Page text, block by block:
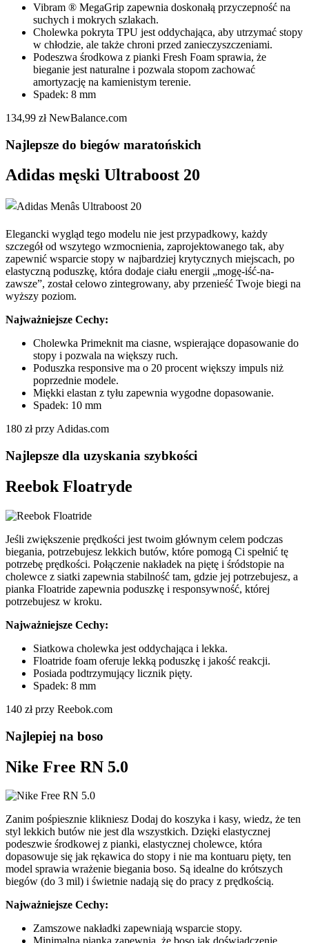
Vibram ® MegaGrip zapewnia doskonałą przyczepność na
suchych i mokrych szlakach.
Cholewka pokryta TPU jest oddychająca, aby utrzymać stopy
w chłodzie, ale także chroni przed zanieczyszczeniami.
Podeszwa środkowa z pianki Fresh Foam sprawia, że
bieganie jest naturalne i pozwala stopom zachować
amortyzację na kamienistym terenie.
Spadek: 8 mm
134,99 zł NewBalance.com
Najlepsze do biegów maratońskich
Adidas męski Ultraboost 20
Elegancki wygląd tego modelu nie jest przypadkowy, każdy
szczegół od wszytego wzmocnienia, zaprojektowanego tak, aby
zapewnić wsparcie stopy w najbardziej krytycznych miejscach, po
elastyczną poduszkę, która dodaje ciału energii „mogę-iść-na-
zawsze”, został celowo zintegrowany, aby przenieść Twoje biegi na
wyższy poziom.
Najważniejsze Cechy:
Cholewka Primeknit ma ciasne, wspierające dopasowanie do
stopy i pozwala na większy ruch.
Poduszka responsive ma o 20 procent większy impuls niż
poprzednie modele.
Miękki elastan z tyłu zapewnia wygodne dopasowanie.
Spadek: 10 mm
180 zł przy Adidas.com
Najlepsze dla uzyskania szybkości
Reebok Floatryde
Jeśli zwiększenie prędkości jest twoim głównym celem podczas
biegania, potrzebujesz lekkich butów, które pomogą Ci spełnić tę
potrzebę prędkości. Połączenie nakładek na piętę i śródstopie na
cholewce z siatki zapewnia stabilność tam, gdzie jej potrzebujesz, a
pianka Floatride zapewnia poduszkę i responsywność, której
potrzebujesz w kroku.
Najważniejsze Cechy:
Siatkowa cholewka jest oddychająca i lekka.
Floatride foam oferuje lekką poduszkę i jakość reakcji.
Posiada podtrzymujący licznik pięty.
Spadek: 8 mm
140 zł przy Reebok.com
Najlepiej na boso
Nike Free RN 5.0
Zanim pośpiesznie klikniesz Dodaj do koszyka i kasy, wiedz, że ten
styl lekkich butów nie jest dla wszystkich. Dzięki elastycznej
podeszwie środkowej z pianki, elastycznej cholewce, która
dopasowuje się jak rękawica do stopy i nie ma kontuaru pięty, ten
model sprawia wrażenie biegania boso. Są idealne do krótszych
biegów (do 3 mil) i świetnie nadają się do pracy z prędkością.
Najważniejsze Cechy:
Zamszowe nakładki zapewniają wsparcie stopy.